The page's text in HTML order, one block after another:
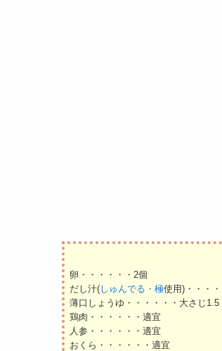
卵・・・・・・2個
だし汁(しゅんでる・極使用)・・・
薄口しょうゆ・・・・・・大さじ1.5
鶏肉・・・・・・適宜
人参・・・・・・適宜
おくら・・・・・・適宜